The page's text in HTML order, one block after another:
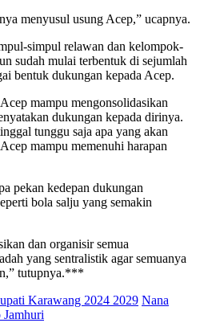
menyusul usung Acep,” ucapnya.
simpul relawan dan kelompok-
sudah mulai terbentuk di sejumlah
bentuk dukungan kepada Acep.
mampu mengonsolidasikan
dukungan kepada dirinya.
tunggu saja apa yang akan
mampu memenuhi harapan
pekan kedepan dukungan
bola salju yang semakin
dan organisir semua
yang sentralistik agar semuanya
tutupnya.***
Karawang 2024 2029 Nana
Jamhuri